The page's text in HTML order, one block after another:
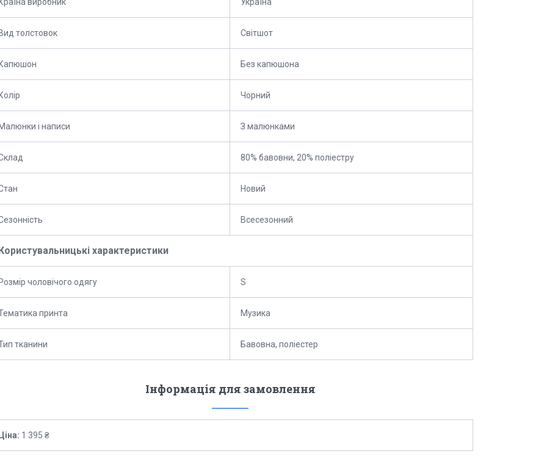
виробник Україна
толстовок Світшот
Без капюшона
Чорний
і написи З малюнками
80% бавовни, 20% поліестру
Новий
Всесезонний
характеристики
чоловічого одягу S
принта Музика
тканини Бавовна, поліестер
Інформація для замовлення
1 395 ₴